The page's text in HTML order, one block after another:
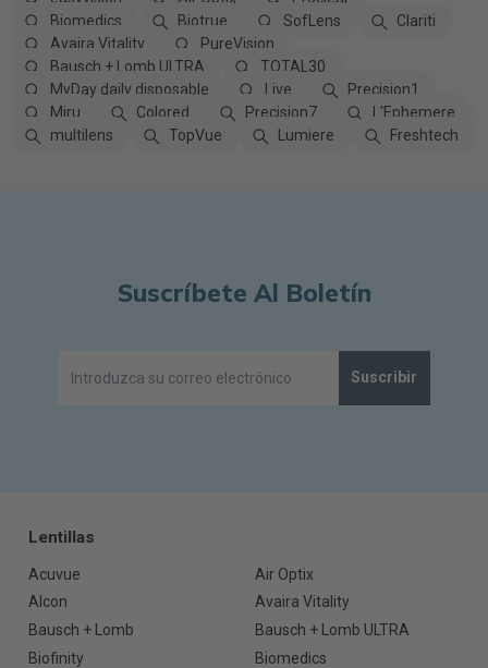
Biomedics
Biotrue SofLens
Clariti
Avaira Vitality
PureVision
Bausch + Lomb ULTRA
TOTAL30
MyDay daily disposable
Live
Precision1
Miru
Colored Precision7
L'Ephemere
multilens
TopVue Lumiere Freshtech
Suscríbete Al Boletín
Suscribir
Lentillas
Acuvue
Air Optix
Alcon
Avaira Vitality
Bausch + Lomb
Bausch + Lomb ULTRA
Biofinity
Biomedics